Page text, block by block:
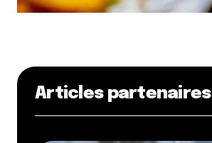
Articles partenaires